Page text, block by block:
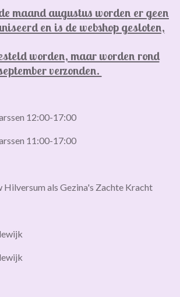
maand augustus worden er geen
en is de webshop gesloten,
worden, maar worden rond
verzonden.
12:00-17:00
11:00-17:00
als Gezina's Zachte Kracht